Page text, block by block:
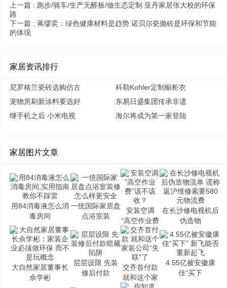
上一篇 : 跑步/骑车/生产无醛板/做生态定制 亚丹家居张大校的环保
路
下一篇 : 蒋缪奕：绿色健康材料是趋势 诺贝尔瓷抛砖是环保和节能
的体现
家居资讯排行
尼罗格兰瓷砖选购仿古
科勒Kohler定制橱柜衣
宠物房刷新涂料要选好
东易日盛集团传承非遗
继手机之后 小米电视
海尔将成为第一家登陆
家居图片文章
用84消毒液怎么消
毒房间
一统国际家居盘
点浴室装
安装空调
“高空作业费
在长沙修电视机后
伪造物
大自然家居董事长
佘学彬
层层设限 先装
修后付款
交齐首付款
就和这个家
4.55亿被安徽康
佳“买下